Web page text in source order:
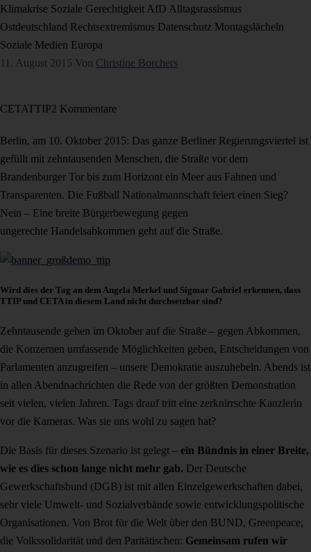
Klimakrise Soziale Gerechtigkeit AfD Alltagsrassismus
Ostdeutschland Rechtsextremismus Datenschutz Montagslächeln
Soziale Medien Europa
11. August 2015 Von Christine Borchers
CETATTIP2 Kommentare
Berlin, am 10. Oktober 2015: Das ganze Berliner Regierungsviertel ist
gefüllt mit zehntausenden Menschen, die Straße vor dem
Brandenburger Tor bis zum Horizont ein Meer aus Fahnen und
Transparenten. Die Fußball Nationalmannschaft feiert einen Sieg?
Nein – Eine breite Bürgerbewegung gegen
ungerechte Handelsabkommen geht auf die Straße.
Wird dies der Tag an dem Angela Merkel und Sigmar Gabriel erkennen, dass
TTIP und CETA in diesem Land nicht durchsetzbar sind?
Zehntausende gehen im Oktober auf die Straße – gegen Abkommen,
die Konzernen umfassende Möglichkeiten geben, Entscheidungen von
Parlamenten anzugreifen – unsere Demokratie auszuhebeln. Abends ist
in allen Abendnachrichten die Rede von der größten Demonstration
seit vielen, vielen Jahren. Tags drauf tritt eine zerknirrschte Kanzlerin
vor die Kameras. Was sie uns wohl zu sagen hat?
Die Basis für dieses Szenario ist gelegt – ein Bündnis in einer Breite,
wie es dies schon lange nicht mehr gab. Der Deutsche
Gewerkschaftsbund (DGB) ist mit allen Einzelgewerkschaften dabei,
sehr viele Umwelt- und Sozialverbände sowie entwicklungspolitische
Organisationen. Von Brot für die Welt über den BUND, Greenpeace,
die Volkssolidarität und den Paritätischen: Gemeinsam rufen wir